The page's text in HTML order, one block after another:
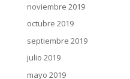
noviembre 2019
octubre 2019
septiembre 2019
julio 2019
mayo 2019